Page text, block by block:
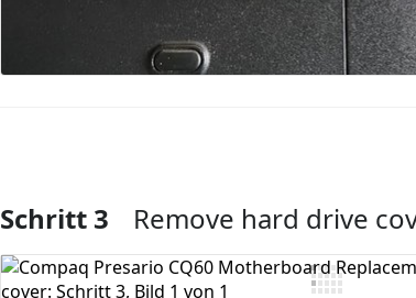
Kommentar hinzufügen
Schritt 3 Remove hard drive